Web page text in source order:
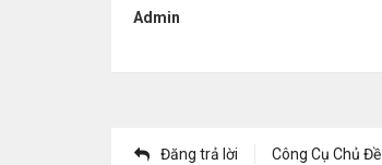
Admin
Đăng trả lời Công Cụ Chủ Đề